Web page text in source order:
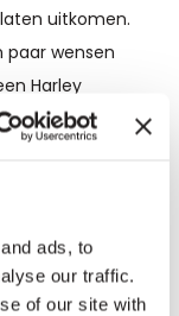
ads, to
our traffic.
of our site with
uitkomen.
paar wensen
Harley
koekjes
een zeldzame
Lees hier meer
jij kunt helpen